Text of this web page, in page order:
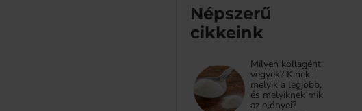
Népszerű
cikkeink
Milyen kollagént
vegyek? Kinek
melyik a legjobb,
és melyiknek mik
az előnyei?